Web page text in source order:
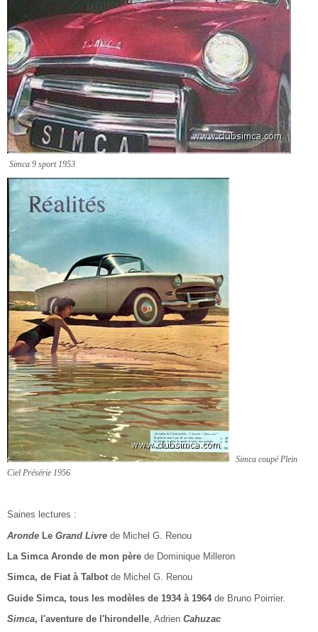
Simca 9 sport 1953
Simca coupé Plein
Ciel Présérie 1956
Saines lectures :
Aronde Le Grand Livre de Michel G. Renou
La Simca Aronde de mon père de Dominique Milleron
Simca, de Fiat à Talbot de Michel G. Renou
Guide Simca, tous les modèles de 1934 à 1964de Bruno Poirrier.
Simca, l'aventure de l'hirondelle, Adrien Cahuzac